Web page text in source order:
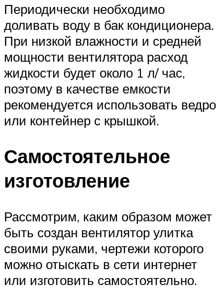
Периодически необходимо
доливать воду в бак кондиционера.
При низкой влажности и средней
мощности вентилятора расход
жидкости будет около 1 л/ час,
поэтому в качестве емкости
рекомендуется использовать ведро
или контейнер с крышкой.
Самостоятельное
изготовление
Рассмотрим, каким образом может
быть создан вентилятор улитка
своими руками, чертежи которого
можно отыскать в сети интернет
или изготовить самостоятельно.